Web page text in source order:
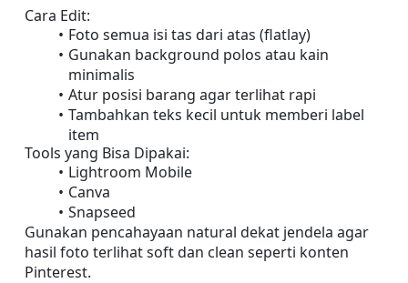
Cara Edit:
Foto semua isi tas dari atas (flatlay)
Gunakan background polos atau kain
minimalis
Atur posisi barang agar terlihat rapi
Tambahkan teks kecil untuk memberi label
item
Tools yang Bisa Dipakai:
Lightroom Mobile
Canva
Snapseed
Gunakan pencahayaan natural dekat jendela agar
hasil foto terlihat soft dan clean seperti konten
Pinterest.